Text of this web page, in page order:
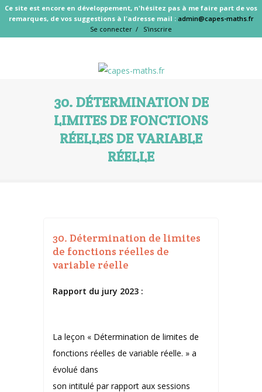
Ce site est encore en développement, n'hésitez pas à me faire part de vos
remarques, de vos suggestions à l'adresse mail : admin@capes-maths.fr
Se connecter / S'inscrire
30. DÉTERMINATION DE
LIMITES DE FONCTIONS
RÉELLES DE VARIABLE
RÉELLE
30. Détermination de limites
de fonctions réelles de
variable réelle
Rapport du jury 2023 :
La leçon « Détermination de limites de
fonctions réelles de variable réelle. » a
évolué dans
son intitulé par rapport aux sessions